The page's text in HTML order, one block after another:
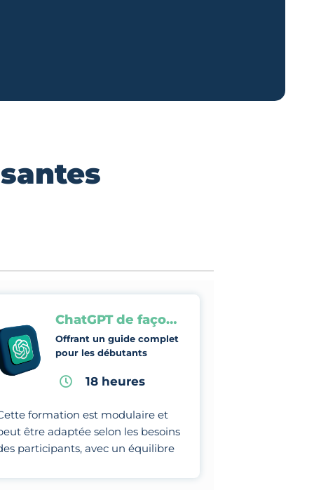
ChatGPT de façon professionnelle
Offrant un guide complet
pour les débutants
18 heures
formation est modulaire et
être adaptée selon les besoins
participants, avec un équilibre